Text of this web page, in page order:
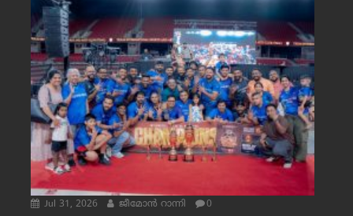
Jul 31, 2026 ജീമോന്‍ റാന്നി 0